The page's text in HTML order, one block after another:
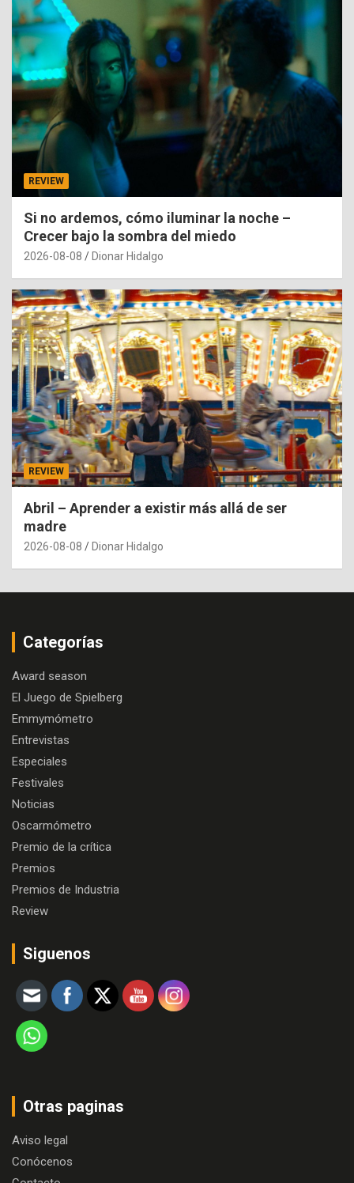
REVIEW
Si no ardemos, cómo iluminar la noche –
Crecer bajo la sombra del miedo
2026-08-08 Dionar Hidalgo
REVIEW
Abril – Aprender a existir más allá de ser
madre
2026-08-08 Dionar Hidalgo
Categorías
Award season
El Juego de Spielberg
Emmymómetro
Entrevistas
Especiales
Festivales
Noticias
Oscarmómetro
Premio de la crítica
Premios
Premios de Industria
Review
Siguenos
Otras paginas
Aviso legal
Conócenos